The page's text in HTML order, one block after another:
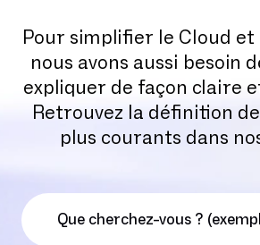
Pour simplifier le Cloud et
nous avons aussi besoin
expliquer de façon claire
Retrouvez la définition
plus courants dans